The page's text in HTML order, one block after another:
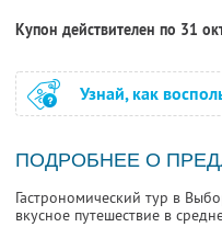
Купон действителен по 31
Узнай, как
ПОДРОБНЕЕ О
Гастрономический тур в
вкусное путешествие в